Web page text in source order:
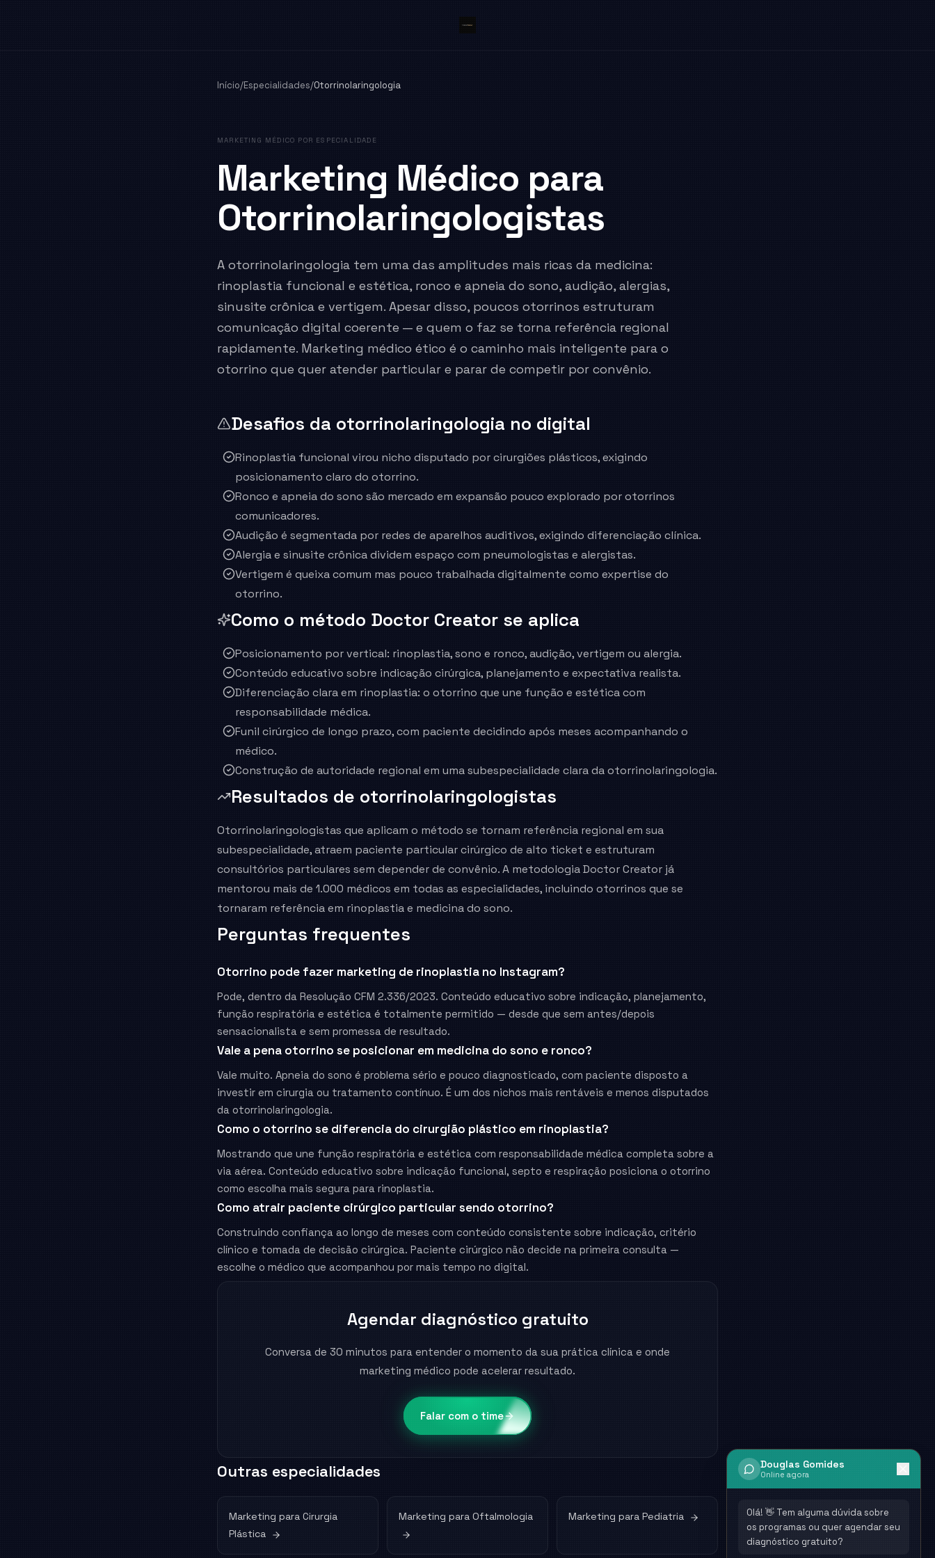
Início/Especialidades/Otorrinolaringologia
MARKETING MÉDICO POR ESPECIALIDADE
Marketing Médico para
Otorrinolaringologistas
A otorrinolaringologia tem uma das amplitudes mais ricas da medicina:
rinoplastia funcional e estética, ronco e apneia do sono, audição, alergias,
sinusite crônica e vertigem. Apesar disso, poucos otorrinos estruturam
comunicação digital coerente — e quem o faz se torna referência regional
rapidamente. Marketing médico ético é o caminho mais inteligente para o
otorrino que quer atender particular e parar de competir por convênio.
Desafios da otorrinolaringologia no digital
Rinoplastia funcional virou nicho disputado por cirurgiões plásticos, exigindo
posicionamento claro do otorrino.
Ronco e apneia do sono são mercado em expansão pouco explorado por otorrinos
comunicadores.
Audição é segmentada por redes de aparelhos auditivos, exigindo diferenciação clínica.
Alergia e sinusite crônica dividem espaço com pneumologistas e alergistas.
Vertigem é queixa comum mas pouco trabalhada digitalmente como expertise do
otorrino.
Como o método Doctor Creator se aplica
Posicionamento por vertical: rinoplastia, sono e ronco, audição, vertigem ou alergia.
Conteúdo educativo sobre indicação cirúrgica, planejamento e expectativa realista.
Diferenciação clara em rinoplastia: o otorrino que une função e estética com
responsabilidade médica.
Funil cirúrgico de longo prazo, com paciente decidindo após meses acompanhando o
médico.
Construção de autoridade regional em uma subespecialidade clara da otorrinolaringologia.
Resultados de otorrinolaringologistas
Otorrinolaringologistas que aplicam o método se tornam referência regional em sua
subespecialidade, atraem paciente particular cirúrgico de alto ticket e estruturam
consultórios particulares sem depender de convênio. A metodologia Doctor Creator já
mentorou mais de 1.000 médicos em todas as especialidades, incluindo otorrinos que se
tornaram referência em rinoplastia e medicina do sono.
Perguntas frequentes
Otorrino pode fazer marketing de rinoplastia no Instagram?
Pode, dentro da Resolução CFM 2.336/2023. Conteúdo educativo sobre indicação, planejamento,
função respiratória e estética é totalmente permitido — desde que sem antes/depois
sensacionalista e sem promessa de resultado.
Vale a pena otorrino se posicionar em medicina do sono e ronco?
Vale muito. Apneia do sono é problema sério e pouco diagnosticado, com paciente disposto a
investir em cirurgia ou tratamento contínuo. É um dos nichos mais rentáveis e menos disputados
da otorrinolaringologia.
Como o otorrino se diferencia do cirurgião plástico em rinoplastia?
Mostrando que une função respiratória e estética com responsabilidade médica completa sobre a
via aérea. Conteúdo educativo sobre indicação funcional, septo e respiração posiciona o otorrino
como escolha mais segura para rinoplastia.
Como atrair paciente cirúrgico particular sendo otorrino?
Construindo confiança ao longo de meses com conteúdo consistente sobre indicação, critério
clínico e tomada de decisão cirúrgica. Paciente cirúrgico não decide na primeira consulta —
escolhe o médico que acompanhou por mais tempo no digital.
Agendar diagnóstico gratuito
Conversa de 30 minutos para entender o momento da sua prática clínica e onde
marketing médico pode acelerar resultado.
Falar com o time
Outras especialidades
Marketing para Cirurgia
Plástica
Marketing para Oftalmologia Marketing para Pediatria
Douglas Gomides
Online agora
Olá! 👋 Tem alguma dúvida sobre
os programas ou quer agendar seu
diagnóstico gratuito?